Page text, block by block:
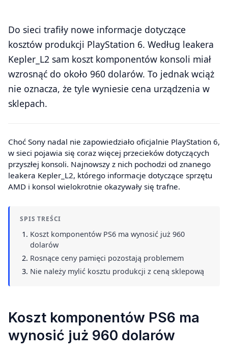
Do sieci trafiły nowe informacje dotyczące
kosztów produkcji PlayStation 6. Według leakera
Kepler_L2 sam koszt komponentów konsoli miał
wzrosnąć do około 960 dolarów. To jednak wciąż
nie oznacza, że tyle wyniesie cena urządzenia w
sklepach.
Choć Sony nadal nie zapowiedziało oficjalnie PlayStation 6,
w sieci pojawia się coraz więcej przecieków dotyczących
przyszłej konsoli. Najnowszy z nich pochodzi od znanego
leakera Kepler_L2, którego informacje dotyczące sprzętu
AMD i konsol wielokrotnie okazywały się trafne.
SPIS TREŚCI
Koszt komponentów PS6 ma wynosić już 960
dolarów
Rosnące ceny pamięci pozostają problemem
Nie należy mylić kosztu produkcji z ceną sklepową
Koszt komponentów PS6 ma
wynosić już 960 dolarów